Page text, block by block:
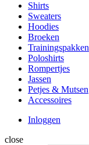
Shirts
Sweaters
Hoodies
Broeken
Trainingspakken
Poloshirts
Rompertjes
Jassen
Petjes & Mutsen
Accessoires
Inloggen
close